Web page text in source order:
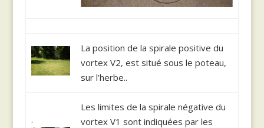
La position de la spirale positive du
vortex V2, est situé sous le poteau,
sur l’herbe..
.
Les limites de la spirale négative du
vortex V1 sont indiquées par les